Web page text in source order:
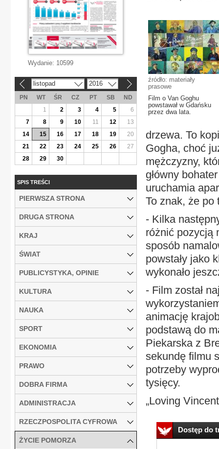
źródło: materiały
prasowe
Film o Van Goghu
powstawał w Gdańsku
przez dwa lata.
drzewa. To
Gogha, choć
mężczyzny,
główny
uruchamia
To znak, że po
- Kilka
różnić pozycją
sposób
powstały jako
wykonało
- Film został
animację
podstawą do
Piekarska z
sekundę filmu
potrzeby
tysięcy.
„Loving
Dostęp do
Wydanie: 10599
listopad 2016
PN WT ŚR CZ PT SB
ND
1
2 3 4 5
6
7
8 9 10 11 12
13
14
15 16 17 18 19
20
21
22 23 24 25 26
27
28
29 30
SPIS TREŚCI
PIERWSZA STRONA
DRUGA STRONA
KRAJ
ŚWIAT
PUBLICYSTYKA, OPINIE
KULTURA
NAUKA
SPORT
EKONOMIA
PRAWO
DOBRA FIRMA
ADMINISTRACJA
RZECZPOSPOLITA CYFROWA
ŻYCIE POMORZA